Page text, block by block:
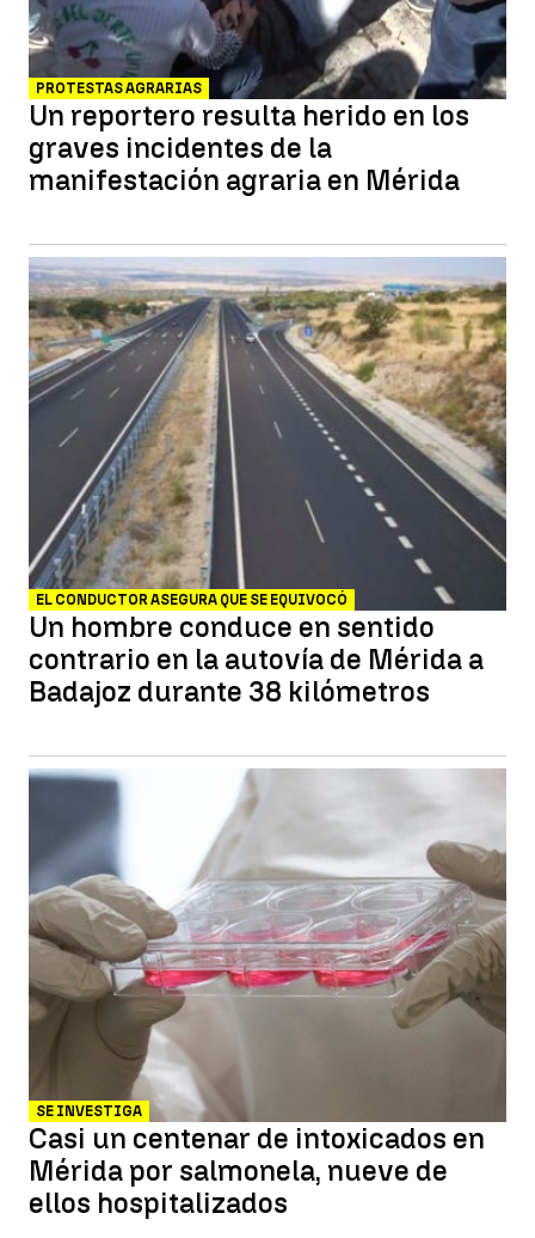
PROTESTAS AGRARIAS
Un reportero resulta herido en los
graves incidentes de la
manifestación agraria en Mérida
EL CONDUCTOR ASEGURA QUE SE EQUIVOCÓ
Un hombre conduce en sentido
contrario en la autovía de Mérida a
Badajoz durante 38 kilómetros
SE INVESTIGA
Casi un centenar de intoxicados en
Mérida por salmonela, nueve de
ellos hospitalizados